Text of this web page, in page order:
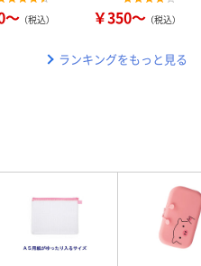
～ （税込） ￥350～ （税込）
ランキングをもっと見る